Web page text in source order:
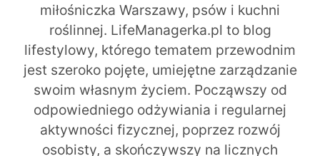
miłośniczka Warszawy, psów i kuchni
roślinnej. LifeManagerka.pl to blog
lifestylowy, którego tematem przewodnim
jest szeroko pojęte, umiejętne zarządzanie
swoim własnym życiem. Począwszy od
odpowiedniego odżywiania i regularnej
aktywności fizycznej, poprzez rozwój
osobisty, a skończywszy na licznych